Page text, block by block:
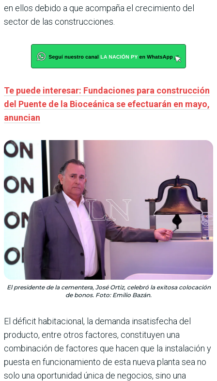
en ellos debido a que acompaña el crecimiento del
sector de las construcciones.
Te puede interesar: Fundaciones para construcción
del Puente de la Bioceánica se efectuarán en mayo,
anuncian
El presidente de la cementera, José Ortiz, celebró la exitosa colocación
de bonos. Foto: Emilio Bazán.
El déficit habitacional, la demanda insatisfecha del
producto, entre otros factores, constituyen una
combinación de factores que hacen que la instalación y
puesta en funcionamiento de esta nueva planta sea no
solo una oportunidad única de negocios, sino una